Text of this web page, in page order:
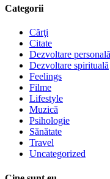
Categorii
Cărţi
Citate
Dezvoltare personală
Dezvoltare spirituală
Feelings
Filme
Lifestyle
Muzică
Psihologie
Sănătate
Travel
Uncategorized